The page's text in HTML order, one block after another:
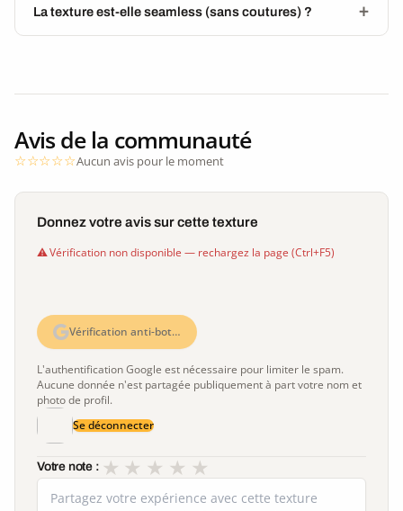
La texture est-elle seamless (sans coutures) ?
Avis de la communauté
Aucun avis pour le moment
Donnez votre avis sur cette texture
Vérification non disponible — rechargez la page (Ctrl+F5)
Vérification anti-bot…
L'authentification Google est nécessaire pour limiter le spam.
Aucune donnée n'est partagée publiquement à part votre nom et
photo de profil.
Se déconnecter
Votre note : ★
★
★
★
★